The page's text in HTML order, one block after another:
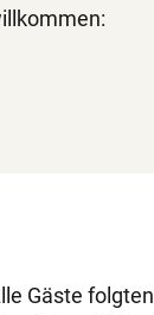
Gäste folgten